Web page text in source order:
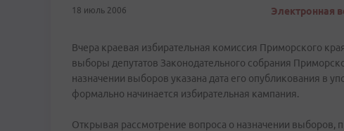
18 июль 2006 Электронная
Вчера краевая избирательная комиссия Приморского
выборы депутатов Законодательного собрания
назначении выборов указана дата его опубликования в
формально начинается избирательная кампания.
Открывая рассмотрение вопроса о назначении выборов,